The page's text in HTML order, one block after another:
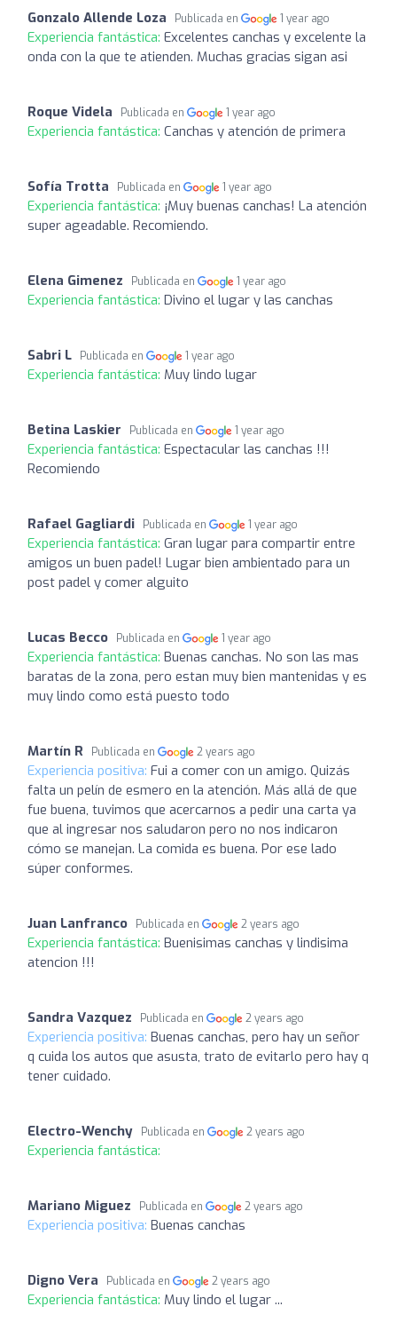
Gonzalo Allende Loza Publicada en 1 year ago
Experiencia fantástica: Excelentes canchas y excelente la
onda con la que te atienden. Muchas gracias sigan asi
Roque Videla Publicada en 1 year ago
Experiencia fantástica: Canchas y atención de primera
Sofía Trotta Publicada en 1 year ago
Experiencia fantástica: ¡Muy buenas canchas! La atención
super ageadable. Recomiendo.
Elena Gimenez Publicada en 1 year ago
Experiencia fantástica: Divino el lugar y las canchas
Sabri L Publicada en 1 year ago
Experiencia fantástica: Muy lindo lugar
Betina Laskier Publicada en 1 year ago
Experiencia fantástica: Espectacular las canchas !!!
Recomiendo
Rafael Gagliardi Publicada en 1 year ago
Experiencia fantástica: Gran lugar para compartir entre
amigos un buen padel! Lugar bien ambientado para un
post padel y comer alguito
Lucas Becco Publicada en 1 year ago
Experiencia fantástica: Buenas canchas. No son las mas
baratas de la zona, pero estan muy bien mantenidas y es
muy lindo como está puesto todo
Martín R Publicada en 2 years ago
Experiencia positiva: Fui a comer con un amigo. Quizás
falta un pelín de esmero en la atención. Más allá de que
fue buena, tuvimos que acercarnos a pedir una carta ya
que al ingresar nos saludaron pero no nos indicaron
cómo se manejan. La comida es buena. Por ese lado
súper conformes.
Juan Lanfranco Publicada en 2 years ago
Experiencia fantástica: Buenisimas canchas y lindisima
atencion !!!
Sandra Vazquez Publicada en 2 years ago
Experiencia positiva: Buenas canchas, pero hay un señor
q cuida los autos que asusta, trato de evitarlo pero hay q
tener cuidado.
Electro-Wenchy Publicada en 2 years ago
Experiencia fantástica:
Mariano Miguez Publicada en 2 years ago
Experiencia positiva: Buenas canchas
Digno Vera Publicada en 2 years ago
Experiencia fantástica: Muy lindo el lugar ...